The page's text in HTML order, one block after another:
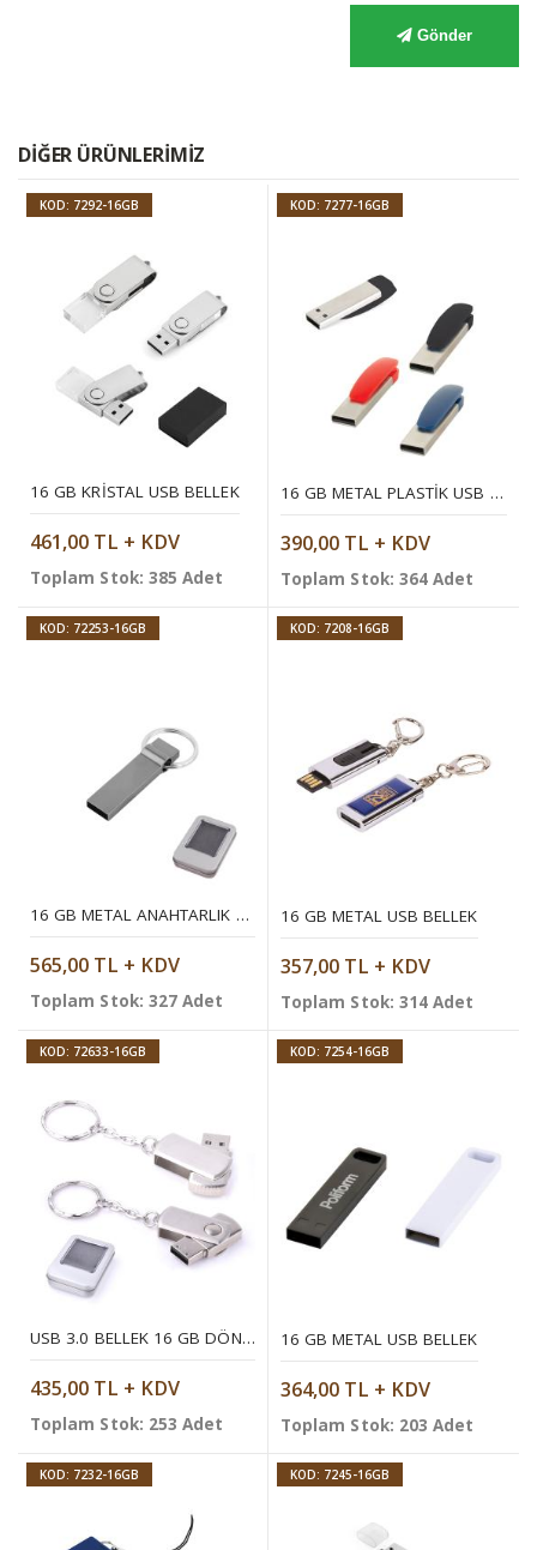
Gönder
DIĞER ÜRÜNLERIMIZ
KOD: 7292-16GB
16 GB KRISTAL USB BELLEK
461,00 TL + KDV
Toplam Stok: 385 Adet
KOD: 7277-16GB
16 GB METAL PLASTIK USB BELLEK
390,00 TL + KDV
Toplam Stok: 364 Adet
KOD: 72253-16GB
16 GB METAL ANAHTARLIK USB 3.0 BELLEK
565,00 TL + KDV
Toplam Stok: 327 Adet
KOD: 7208-16GB
16 GB METAL USB BELLEK
357,00 TL + KDV
Toplam Stok: 314 Adet
KOD: 72633-16GB
USB 3.0 BELLEK 16 GB DÖNER KAPAKLI METAL ANAHTARLIK
435,00 TL + KDV
Toplam Stok: 253 Adet
KOD: 7254-16GB
16 GB METAL USB BELLEK
364,00 TL + KDV
Toplam Stok: 203 Adet
KOD: 7232-16GB KOD: 7245-16GB